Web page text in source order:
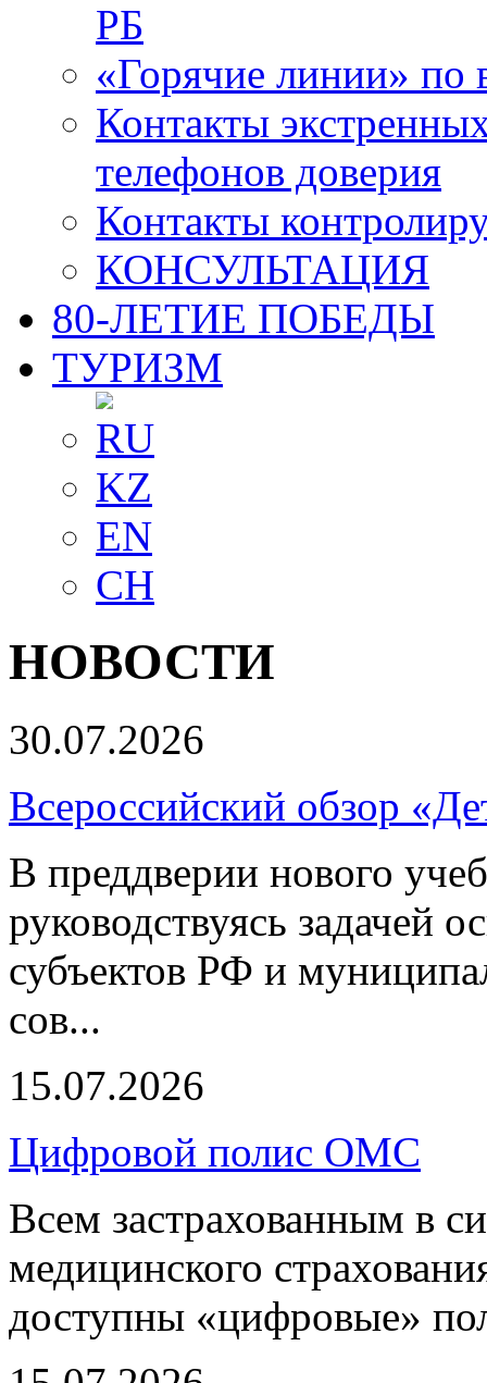
РБ
«Горячие линии» по
Контакты
телефонов доверия
Контакты
КОНСУЛЬТАЦИЯ
80-ЛЕТИЕ ПОБЕДЫ
ТУРИЗМ
RU
KZ
EN
CH
НОВОСТИ
30.07.2026
Всероссийский обзор
В преддверии нового
руководствуясь задачей
субъектов РФ и
сов...
15.07.2026
Цифровой полис ОМС
Всем застрахованным в
медицинского
доступны «цифровые»